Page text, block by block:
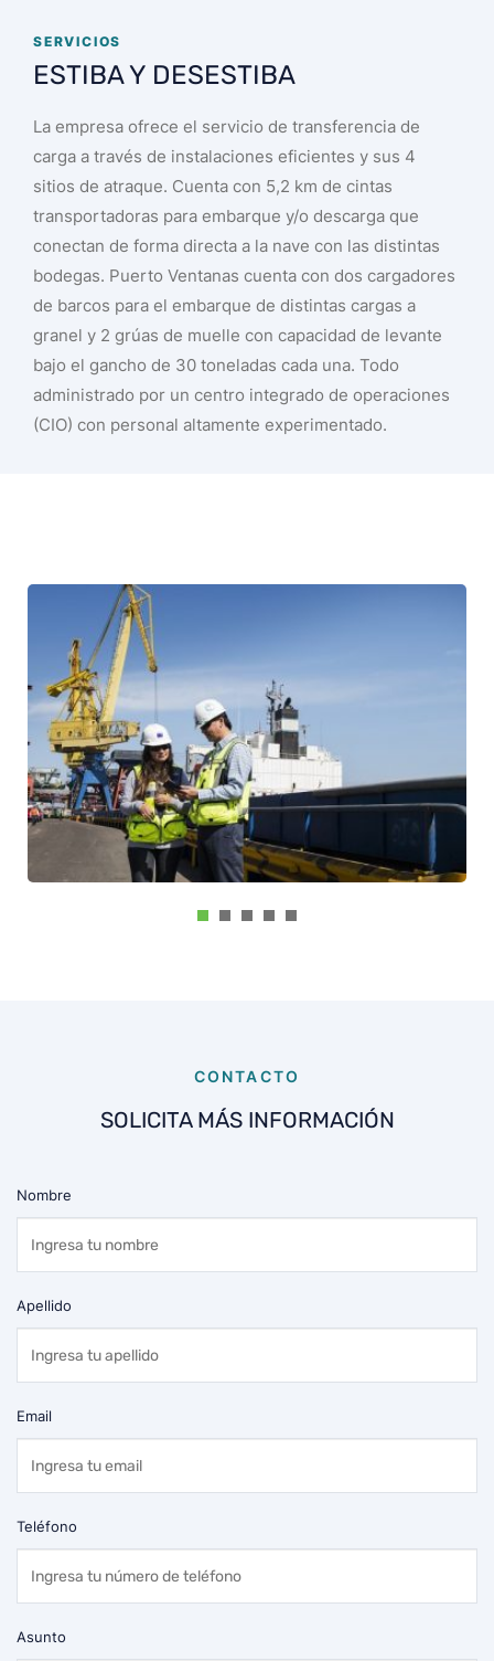
SERVICIOS
ESTIBA Y DESESTIBA
La empresa ofrece el servicio de transferencia de
carga a través de instalaciones eficientes y sus 4
sitios de atraque. Cuenta con 5,2 km de cintas
transportadoras para embarque y/o descarga que
conectan de forma directa a la nave con las distintas
bodegas. Puerto Ventanas cuenta con dos cargadores
de barcos para el embarque de distintas cargas a
granel y 2 grúas de muelle con capacidad de levante
bajo el gancho de 30 toneladas cada una. Todo
administrado por un centro integrado de operaciones
(CIO) con personal altamente experimentado.
CONTACTO
SOLICITA MÁS INFORMACIÓN
Nombre
Apellido
Email
Teléfono
Asunto